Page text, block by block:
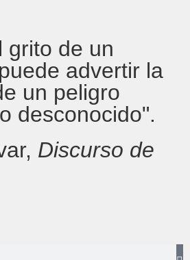
grito de un
advertir la
un peligro
desconocido".
Discurso de